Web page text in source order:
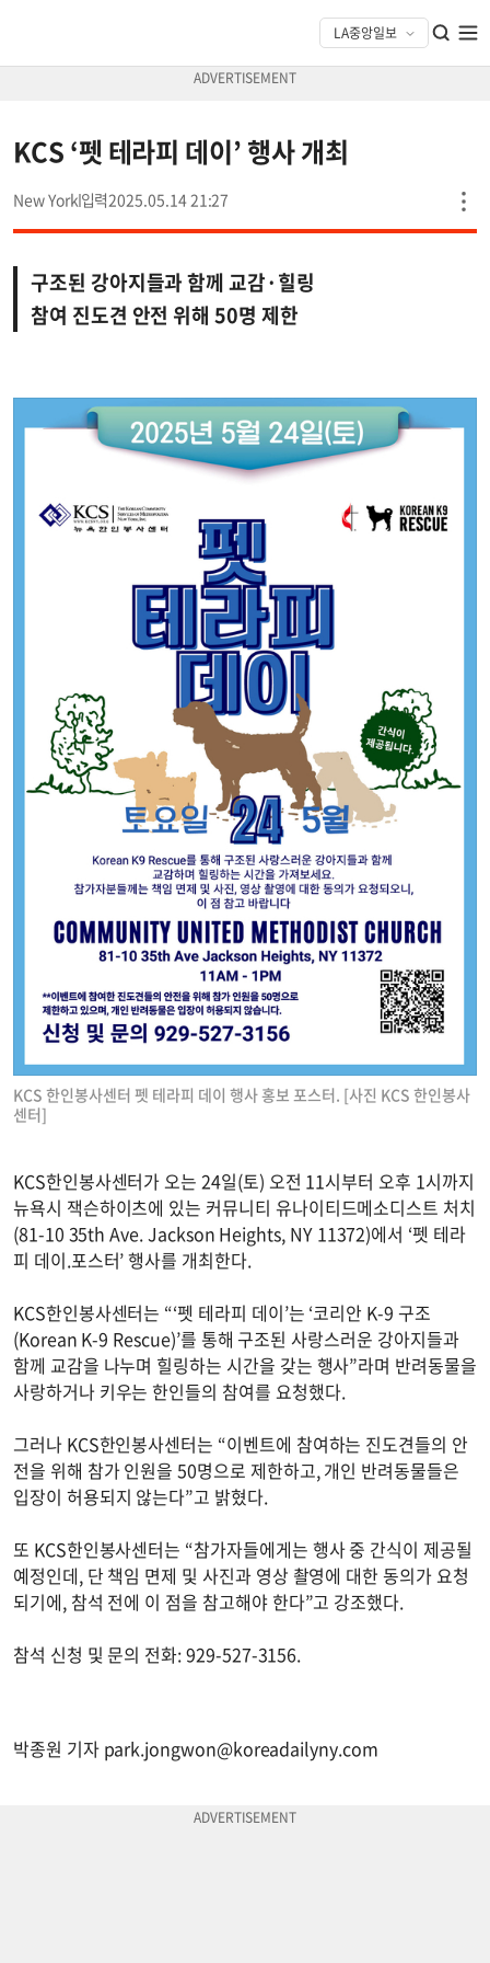
KCS ‘펫 테라피 데이’ 행사 개최
New York 2025.05.14 21:27
구조된 강아지들과 함께 교감·힐링
참여 진도견 안전 위해 50명 제한
KCS 한인봉사센터 펫 테라피 데이 행사 홍보 포스터. [사진 KCS 한인봉사
센터]
KCS한인봉사센터가 오는 24일(토) 오전 11시부터 오후 1시까지
뉴욕시 잭슨하이츠에 있는 커뮤니티 유나이티드메소디스트 처치
(81-10 35th Ave. Jackson Heights, NY 11372)에서 ‘펫 테라
피 데이.포스터’ 행사를 개최한다.
KCS한인봉사센터는 “‘펫 테라피 데이’는 ‘코리안 K-9 구조
(Korean K-9 Rescue)’를 통해 구조된 사랑스러운 강아지들과
함께 교감을 나누며 힐링하는 시간을 갖는 행사”라며 반려동물을
사랑하거나 키우는 한인들의 참여를 요청했다.
그러나 KCS한인봉사센터는 “이벤트에 참여하는 진도견들의 안
전을 위해 참가 인원을 50명으로 제한하고, 개인 반려동물들은
입장이 허용되지 않는다”고 밝혔다.
또 KCS한인봉사센터는 “참가자들에게는 행사 중 간식이 제공될
예정인데, 단 책임 면제 및 사진과 영상 촬영에 대한 동의가 요청
되기에, 참석 전에 이 점을 참고해야 한다”고 강조했다.
참석 신청 및 문의 전화: 929-527-3156.
박종원 기자 park.jongwon@koreadailyny.com